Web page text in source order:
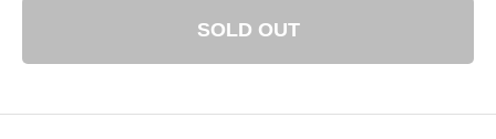
SOLD OUT